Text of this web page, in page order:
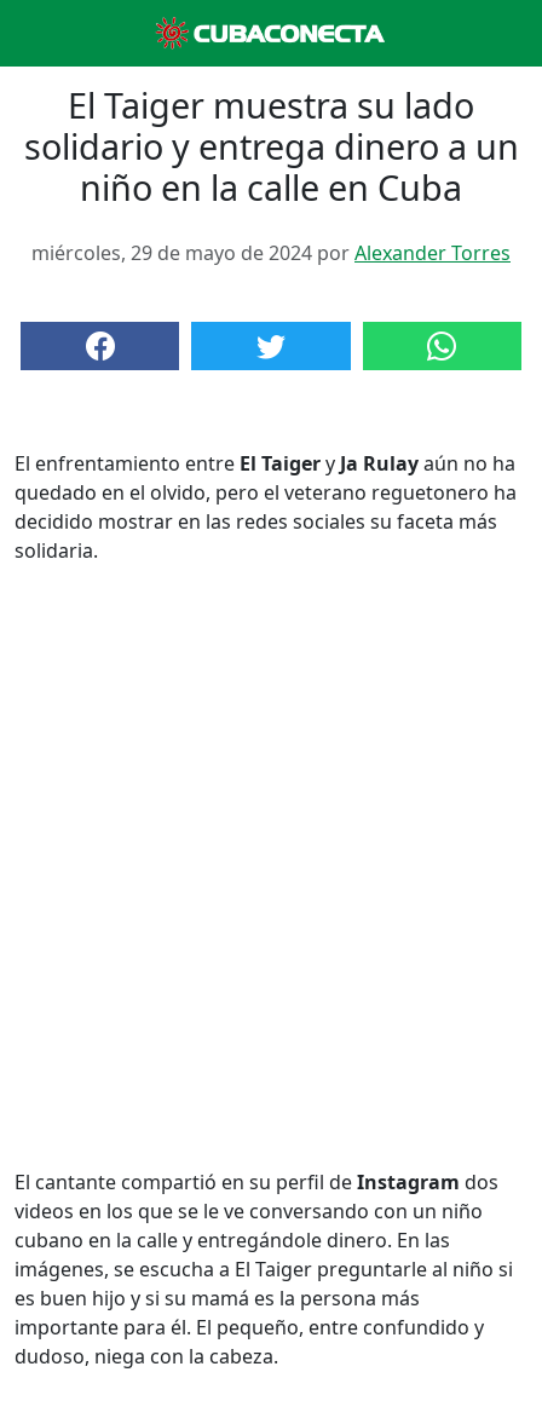
El Taiger muestra su lado
solidario y entrega dinero a un
niño en la calle en Cuba
miércoles, 29 de mayo de 2024 porAlexander Torres
El enfrentamiento entre El Taigery Ja Rulayaún no ha
quedado en el olvido, pero el veterano reguetonero ha
decidido mostrar en las redes sociales su faceta más
solidaria.
El cantante compartió en su perfil deInstagram dos
videos en los que se le ve conversando con un niño
cubano en la calle y entregándole dinero. En las
imágenes, se escucha a El Taiger preguntarle al niño si
es buen hijo y si su mamá es la persona más
importante para él. El pequeño, entre confundido y
dudoso, niega con la cabeza.